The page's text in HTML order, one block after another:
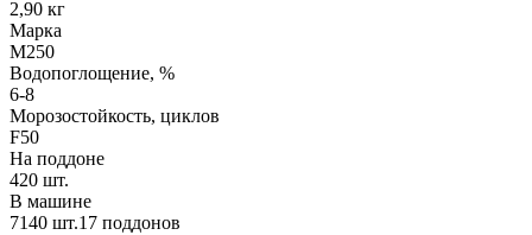
2,90 кг
Марка
М250
Водопоглощение, %
6-8
Морозостойкость, циклов
F50
На поддоне
420 шт.
В машине
7140 шт.17 поддонов